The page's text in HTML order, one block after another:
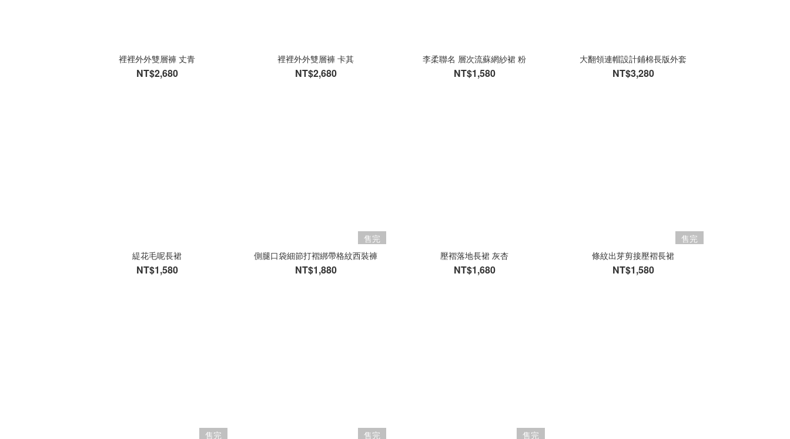
裡裡外外雙層褲 丈青
NT$2,680
裡裡外外雙層褲 卡其
NT$2,680
李柔聯名 層次流蘇網紗裙 粉
NT$1,580
大翻領連帽設計鋪棉長版外套
NT$3,280
緹花毛呢長裙
NT$1,580
售完
側腿口袋細節打褶綁帶格紋西裝褲
NT$1,880
壓褶落地長裙 灰杏
NT$1,680
售完
條紋出芽剪接壓褶長裙
NT$1,580
售完 售完 售完